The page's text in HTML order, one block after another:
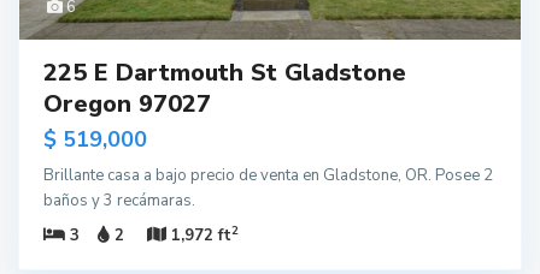
6
225 E Dartmouth St Gladstone
Oregon 97027
$ 519,000
Brillante casa a bajo precio de venta en Gladstone, OR. Posee 2
baños y 3 recámaras.
3
2 1,972 ft2